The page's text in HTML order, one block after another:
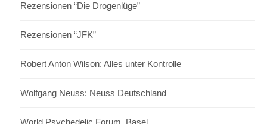
Rezensionen “Die Drogenlüge”
Rezensionen “JFK”
Robert Anton Wilson: Alles unter Kontrolle
Wolfgang Neuss: Neuss Deutschland